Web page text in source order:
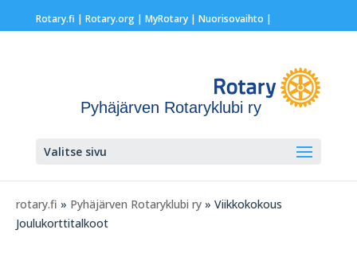
Rotary.fi | Rotary.org| MyRotary | Nuorisovaihto |
Pyhäjärven Rotaryklubi ry
Valitse sivu
rotary.fi » Pyhäjärven Rotaryklubi ry » Viikkokokous
Joulukorttitalkoot